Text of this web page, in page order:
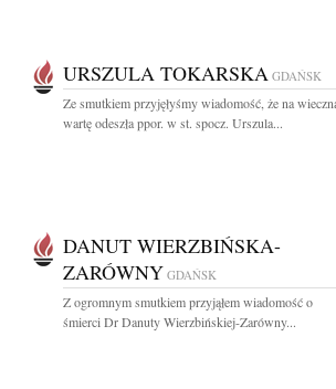
URSZULA TOKARSKA GDAŃSK
Ze smutkiem przyjęłyśmy wiadomość, że na
wartę odeszła ppor. w st. spocz. Urszula...
DANUT WIERZBIŃSKA-
ZARÓWNY GDAŃSK
Z ogromnym smutkiem przyjąłem wiadomość o
śmierci Dr Danuty Wierzbińskiej-Zarówny...